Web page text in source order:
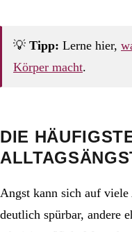
💡 Tipp: Lerne hier,
Körper macht.
DIE
Angst kann sich auf
deutlich spürbar, andere